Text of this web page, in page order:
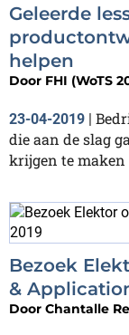
Geleerde
helpen
Door FHI (WoTS
23-04-2019 |
die aan de slag
krijgen te
Bezoek
&
Door Chantalle